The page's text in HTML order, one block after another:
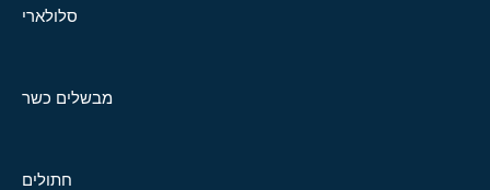
סלולארי
מבשלים כשר
חתולים